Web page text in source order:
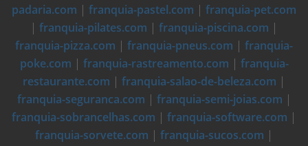
padaria.com | franquia-pastel.com | franquia-pet.com
| franquia-pilates.com | franquia-piscina.com |
franquia-pizza.com | franquia-pneus.com | franquia-
poke.com | franquia-rastreamento.com | franquia-
restaurante.com | franquia-salao-de-beleza.com |
franquia-seguranca.com | franquia-semi-joias.com |
franquia-sobrancelhas.com | franquia-software.com |
franquia-sorvete.com | franquia-sucos.com |